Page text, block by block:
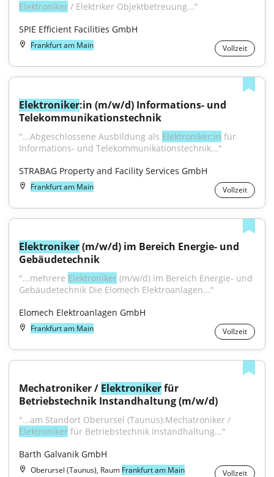
Elektroniker / Elektriker Objektbetreuung..."
SPIE Efficient Facilities GmbH
Frankfurt am Main Vollzeit
Elektroniker:in (m/w/d) Informations- und
Telekommunikationstechnik
"...Abgeschlossene Ausbildung als Elektroniker:in für
Informations- und Telekommunikationstechnik..."
STRABAG Property and Facility Services GmbH
Frankfurt am Main Vollzeit
Elektroniker (m/w/d) im Bereich Energie- und
Gebäudetechnik
"...mehrere Elektroniker (m⁠/⁠w⁠/⁠d) im Bereich Energie- und
Gebäudetechnik Die Elomech Elektroanlagen..."
Elomech Elektroanlagen GmbH
Frankfurt am Main Vollzeit
Mechatroniker / Elektroniker für
Betriebstechnik Instandhaltung (m/w/d)
Elektroniker für Betriebstechnik Instandhaltung..."
Barth Galvanik GmbH
Oberursel (Taunus), Raum Frankfurt am Main Vollzeit